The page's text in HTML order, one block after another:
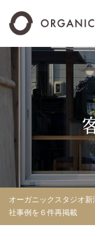
オーガニックスタジオ新
社事例を６件再掲載